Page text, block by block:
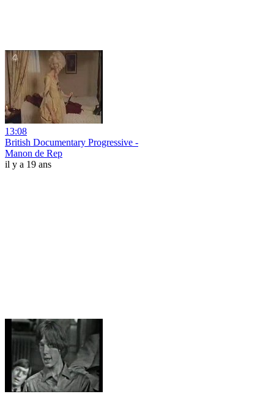
13:08
British Documentary Progressive -
Manon de Rep
il y a 19 ans